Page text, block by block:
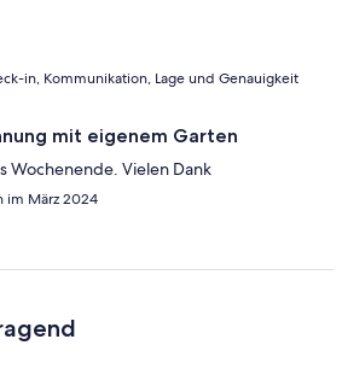
in, Kommunikation, Lage und Genauigkeit
mit eigenem Garten
Wochenende. Vielen Dank
im März 2024